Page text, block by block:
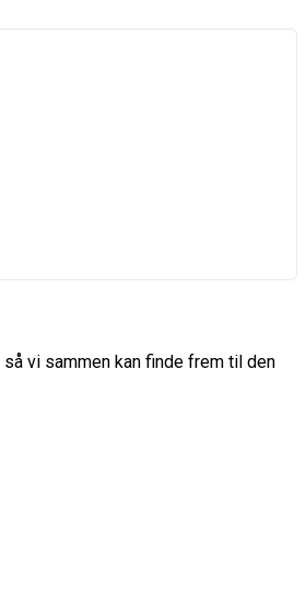
vi sammen kan finde frem til den